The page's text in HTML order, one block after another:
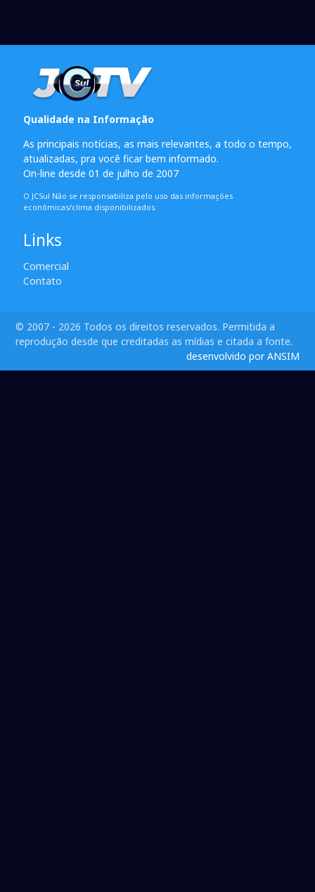
Qualidade na Informação
As principais notícias, as mais relevantes, a todo o tempo,
atualizadas, pra você ficar bem informado.
On-line desde 01 de julho de 2007
O JCSul Não se responsabiliza pelo uso das informações
econômicas/clima disponibilizados.
Links
Comercial
Contato
© 2007 - 2026 Todos os direitos reservados. Permitida a
reprodução desde que creditadas as mídias e citada a fonte.
desenvolvido por ANSIM